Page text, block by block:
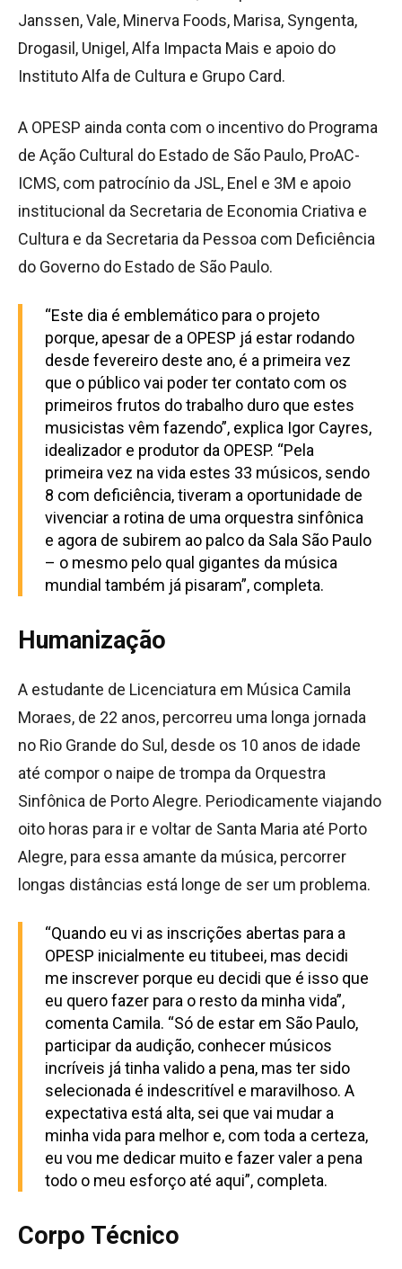
Janssen, Vale, Minerva Foods, Marisa, Syngenta,
Drogasil, Unigel, Alfa Impacta Mais e apoio do
Instituto Alfa de Cultura e Grupo Card.
A OPESP ainda conta com o incentivo do Programa
de Ação Cultural do Estado de São Paulo, ProAC-
ICMS, com patrocínio da JSL, Enel e 3M e apoio
institucional da Secretaria de Economia Criativa e
Cultura e da Secretaria da Pessoa com Deficiência
do Governo do Estado de São Paulo.
“Este dia é emblemático para o projeto
porque, apesar de a OPESP já estar rodando
desde fevereiro deste ano, é a primeira vez
que o público vai poder ter contato com os
primeiros frutos do trabalho duro que estes
musicistas vêm fazendo”, explica Igor Cayres,
idealizador e produtor da OPESP. “Pela
primeira vez na vida estes 33 músicos, sendo
8 com deficiência, tiveram a oportunidade de
vivenciar a rotina de uma orquestra sinfônica
e agora de subirem ao palco da Sala São Paulo
– o mesmo pelo qual gigantes da música
mundial também já pisaram”, completa.
Humanização
A estudante de Licenciatura em Música Camila
Moraes, de 22 anos, percorreu uma longa jornada
no Rio Grande do Sul, desde os 10 anos de idade
até compor o naipe de trompa da Orquestra
Sinfônica de Porto Alegre. Periodicamente viajando
oito horas para ir e voltar de Santa Maria até Porto
Alegre, para essa amante da música, percorrer
longas distâncias está longe de ser um problema.
“Quando eu vi as inscrições abertas para a
OPESP inicialmente eu titubeei, mas decidi
me inscrever porque eu decidi que é isso que
eu quero fazer para o resto da minha vida”,
comenta Camila. “Só de estar em São Paulo,
participar da audição, conhecer músicos
incríveis já tinha valido a pena, mas ter sido
selecionada é indescritível e maravilhoso. A
expectativa está alta, sei que vai mudar a
minha vida para melhor e, com toda a certeza,
eu vou me dedicar muito e fazer valer a pena
todo o meu esforço até aqui”, completa.
Corpo Técnico